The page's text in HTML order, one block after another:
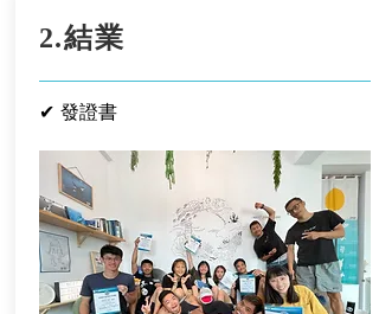
2.結業
✔ 發證書